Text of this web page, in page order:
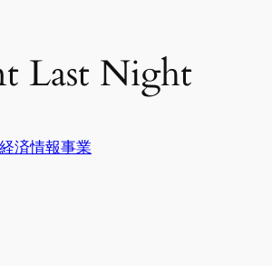
Last Night
済情報事業